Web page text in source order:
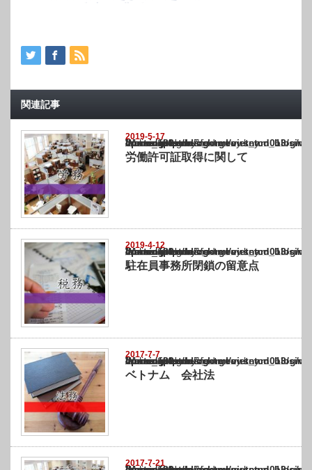
関連記事
2019-5-17
Warning
: Undefined array key "show_category" in
/home/netst/kuno-cpa.co.jp/public_html/vietnam_blog/wp-content/themes/
on line183
労働許可証取得に関して
2019-4-12
Warning
: Undefined array key "show_category" in
/home/netst/kuno-cpa.co.jp/public_html/vietnam_blog/wp-content/themes/
on line183
駐在員事務所閉鎖の留意点
2017-7-7
Warning
: Undefined array key "show_category" in
/home/netst/kuno-cpa.co.jp/public_html/vietnam_blog/wp-content/themes/
on line183
ベトナム 会社法
2017-7-21